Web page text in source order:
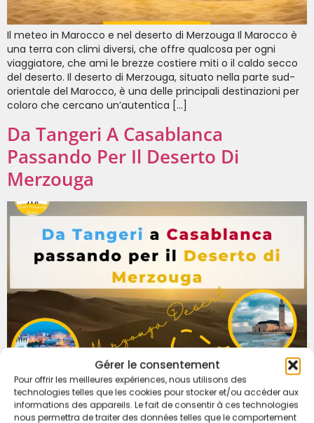
Gérer le consentement
Pour offrir les meilleures expériences, nous utilisons des
technologies telles que les cookies pour stocker et/ou accéder aux
informations des appareils. Le fait de consentir à ces technologies
nous permettra de traiter des données telles que le comportement
Il meteo in Marocco e nel deserto di Merzouga Il Marocco è
una terra con climi diversi, che offre qualcosa per ogni
viaggiatore, che ami le brezze costiere miti o il caldo secco
del deserto. Il deserto di Merzouga, situato nella parte sud-
orientale del Marocco, è una delle principali destinazioni per
coloro che cercano un’autentica […]
Da Tangeri A Casablanca
Passando Per Il Deserto Di
Merzouga